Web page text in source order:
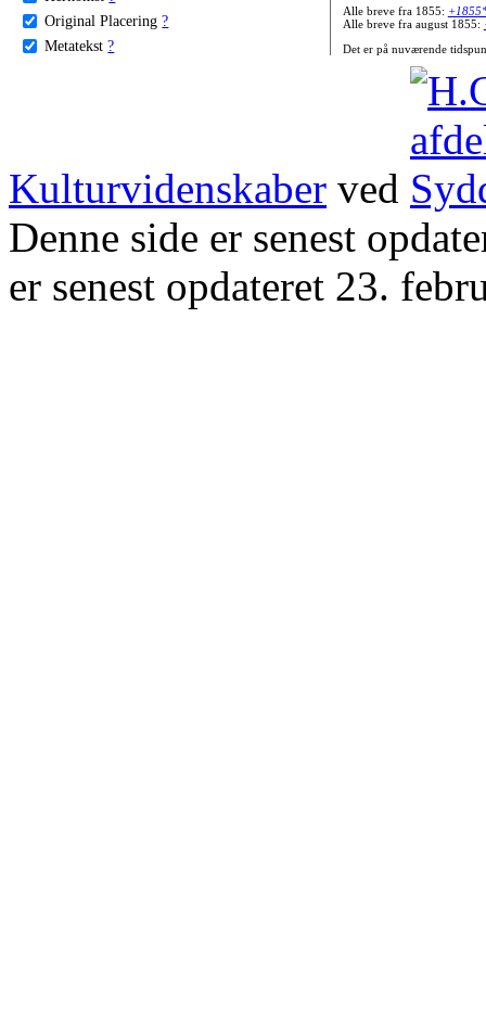
Original Placering ?
Metatekst ?
Alle breve fra 1855:
Alle breve fra august 1855:
Det er på nuværende
Kulturvidenskaber ved
Denne side er senest
er senest opdateret 23.